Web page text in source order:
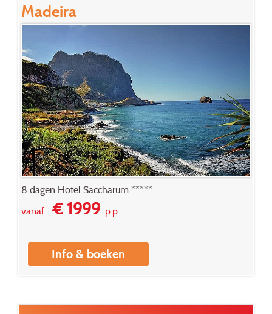
Madeira
8 dagen Hotel Saccharum *****
vanaf€ 1999p.p.
Info & boeken